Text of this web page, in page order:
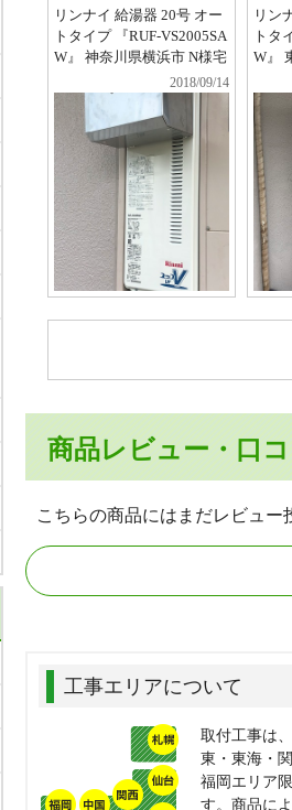
リンナイ 給湯器 20号 オー
トタイプ 『RUF-VS2005SA
W』 神奈川県横浜市 N様宅
2018/09/14
リン
トタ
W』
商品レビュー・口コ
こちらの商品にはまだレビュー
工事エリアについて
取付工事は
東・東海・
福岡エリア
す。商品に